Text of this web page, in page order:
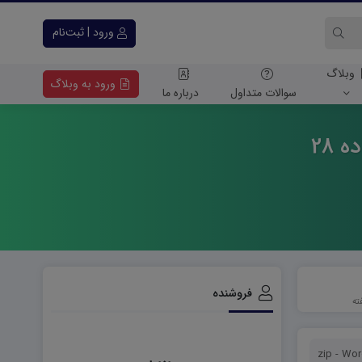
ورود | ثبت‌نام
وبلاگ
سوالات متداول درباره ما
ورود به وبلاگ
zip -
فروشنده